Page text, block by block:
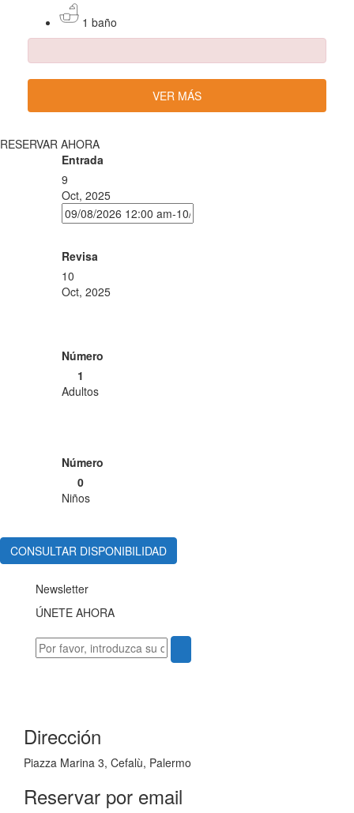
1 baño
VER MÁS
RESERVAR AHORA
Entrada
9
Oct, 2025
Revisa
10
Oct, 2025
Número
1
Adultos
Número
0
Niños
CONSULTAR DISPONIBILIDAD
Newsletter
ÚNETE AHORA
Dirección
Piazza Marina 3, Cefalù, Palermo
Reservar por email